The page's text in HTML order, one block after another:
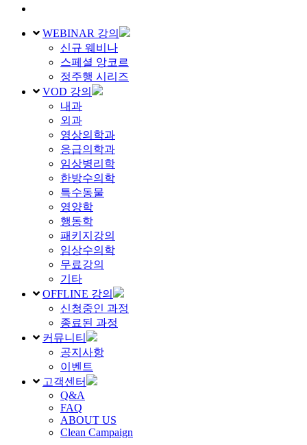
WEBINAR 강의
신규 웨비나
스페셜 앙코르
정주행 시리즈
VOD 강의
내과
외과
영상의학과
응급의학과
임상병리학
한방수의학
특수동물
영양학
행동학
패키지강의
임상수의학
무료강의
기타
OFFLINE 강의
신청중인 과정
종료된 과정
커뮤니티
공지사항
이벤트
고객센터
Q&A
FAQ
ABOUT US
Clean Campaign